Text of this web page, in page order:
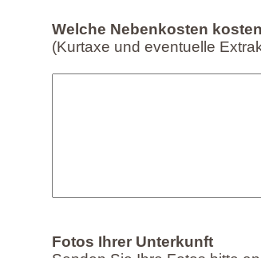
Welche Nebenkosten
(Kurtaxe und eventuelle
Fotos Ihrer Unterkunft